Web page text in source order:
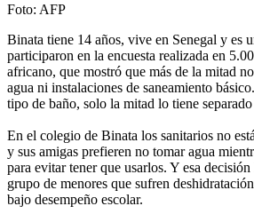
Foto: AFP
Binata tiene 14 años, vive en Senegal y es
participaron en la encuesta realizada en
africano, que mostró que más de la mitad
agua ni instalaciones de saneamiento
tipo de baño, solo la mitad lo tiene
En el colegio de Binata los sanitarios no
y sus amigas prefieren no tomar agua
para evitar tener que usarlos. Y esa
grupo de menores que sufren
bajo desempeño escolar.